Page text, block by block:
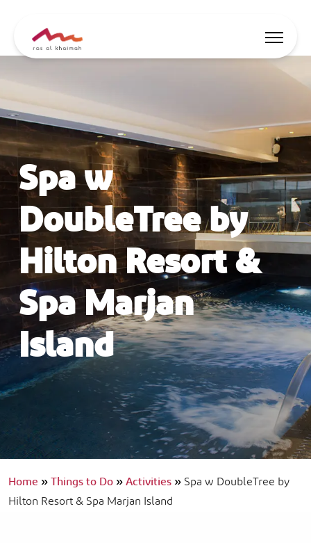
Zainspiruj się
Gdzie się zatrzymać
Co robić tu
Zaplanuj podróż
🇵🇱 PL Wydarzenia
Spa w
DoubleTree by
Hilton Resort &
Spa Marjan
Island
Home»Things to Do»Activities»Spa w DoubleTree by
Hilton Resort & Spa Marjan Island